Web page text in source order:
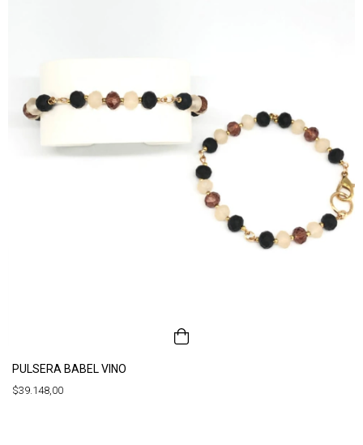
PULSERA BABEL VINO
$39.148,00